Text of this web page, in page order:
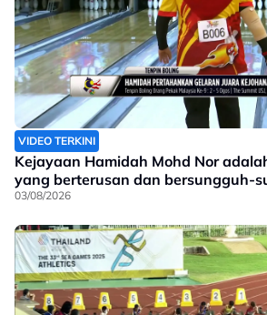
VIDEO TERKINI
Kejayaan Hamidah Mohd Nor
yang berterusan dan bersungguh-
03/08/2026